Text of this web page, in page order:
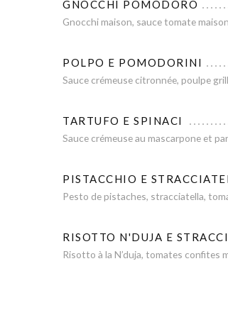
GNOCCHI POMODORO
Gnocchi maison, sauce tomate
POLPO E POMODORINI
Sauce crémeuse citronnée, poulpe
TARTUFO E SPINACI
Sauce crémeuse au mascarpone et
PISTACCHIO E
Pesto de pistaches, stracciatella,
RISOTTO N'DUJA E
Risotto à la N’duja, tomates